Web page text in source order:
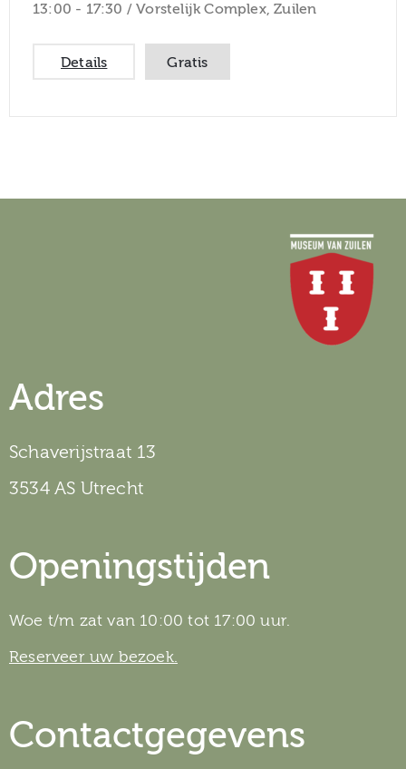
13:00 - 17:30 /Vorstelijk Complex, Zuilen
Details Gratis
Adres
Schaverijstraat 13
3534 AS Utrecht
Openingstijden
Woe t/m zat van 10:00 tot 17:00 uur.
Reserveer uw bezoek.
Contactgegevens